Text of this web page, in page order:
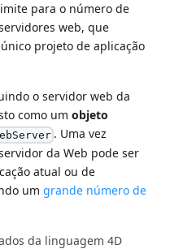
para o número de
web, que
projeto de aplicação
o servidor web da
como umobjeto
. Uma vez
da Web pode ser
atual ou de
umgrande número de
da linguagem 4D